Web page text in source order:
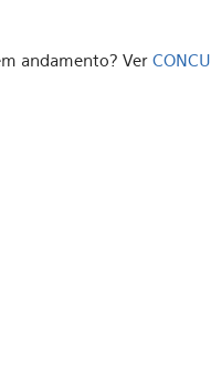
andamento? Ver